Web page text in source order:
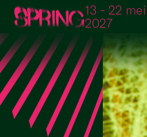
13 - 22 mei
2027